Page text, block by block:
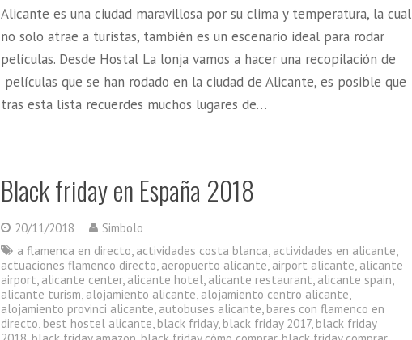
Alicante es una ciudad maravillosa por su clima y temperatura, la cual
no solo atrae a turistas, también es un escenario ideal para rodar
películas. Desde Hostal La lonja vamos a hacer una recopilación de
películas que se han rodado en la ciudad de Alicante, es posible que
tras esta lista recuerdes muchos lugares de…
Black friday en España 2018
20/11/2018
Simbolo
a flamenca en directo, actividades costa blanca, actividades en alicante,
actuaciones flamenco directo, aeropuerto alicante, airport alicante, alicante
airport, alicante center, alicante hotel, alicante restaurant, alicante spain,
alicante turism, alojamiento alicante, alojamiento centro alicante,
alojamiento provinci alicante, autobuses alicante, bares con flamenco en
directo, best hostel alicante, black friday, black friday 2017, black friday